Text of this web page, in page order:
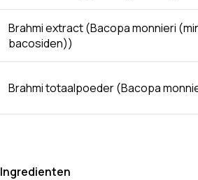
Brahmi extract (Bacopa monnieri
bacosiden))
Brahmi totaalpoeder (Bacopa
Ingredienten